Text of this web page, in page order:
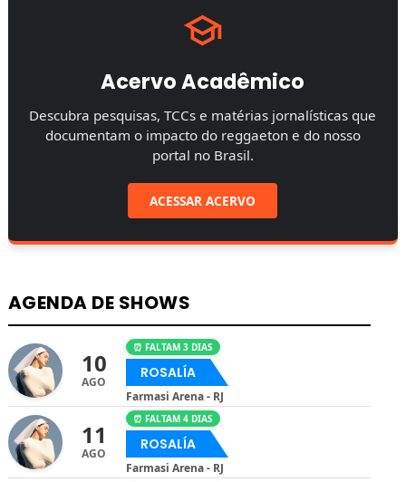
Acervo Acadêmico
Descubra pesquisas, TCCs e matérias jornalísticas que
documentam o impacto do reggaeton e do nosso
portal no Brasil.
ACESSAR ACERVO
AGENDA DE SHOWS
10
AGO
⏰ FALTAM 3 DIAS
ROSALÍA
Farmasi Arena - RJ
11
AGO
⏰ FALTAM 4 DIAS
ROSALÍA
Farmasi Arena - RJ